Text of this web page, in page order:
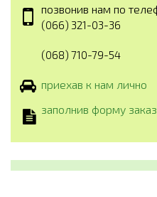
позвонив нам по
(066) 321-03-36
(068) 710-79-54
приехав к нам лично
заполнив форму